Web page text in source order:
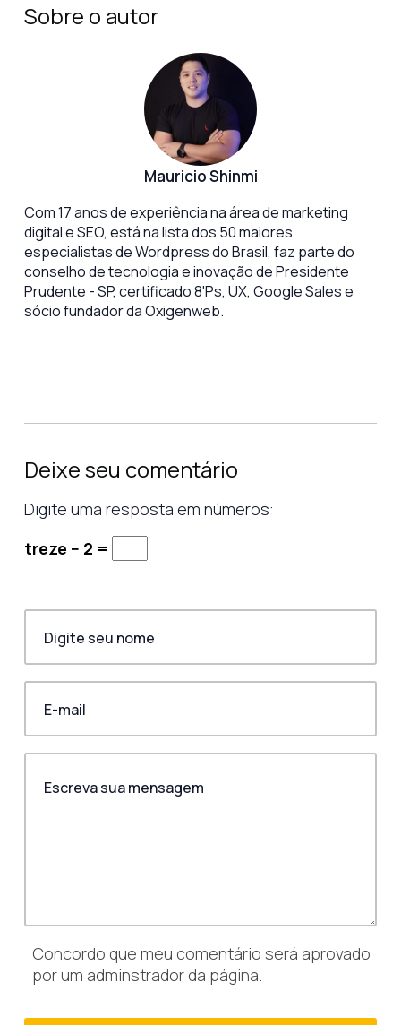
Sobre o autor
Mauricio Shinmi
Com 17 anos de experiência na área de marketing
digital e SEO, está na lista dos 50 maiores
especialistas de Wordpress do Brasil, faz parte do
conselho de tecnologia e inovação de Presidente
Prudente - SP, certificado 8'Ps, UX, Google Sales e
sócio fundador da Oxigenweb.
Deixe seu comentário
Concordo que meu comentário será aprovado
por um adminstrador da página.
Digite uma resposta em números:
treze − 2 =